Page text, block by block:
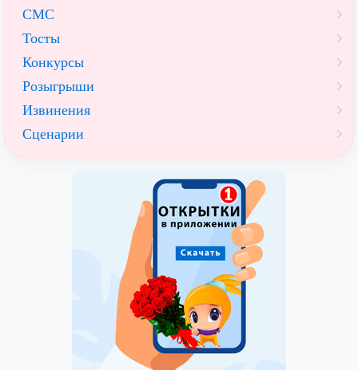
СМС
Тосты
Конкурсы
Розыгрыши
Извинения
Сценарии